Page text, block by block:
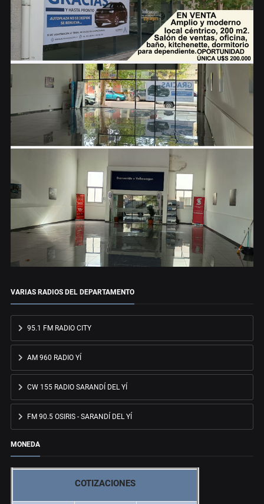
VARIAS RADIOS DEL DEPARTAMENTO
95.1 FM RADIO CITY
AM 960 RADIO YÍ
CW 155 RADIO SARANDÍ DEL YÍ
FM 90.5 OSIRIS - SARANDÍ DEL YÍ
MONEDA
COTIZACIONES